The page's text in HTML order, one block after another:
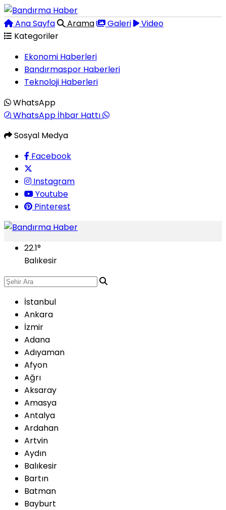
Ana Sayfa Arama Galeri
Video
Kategoriler
Ekonomi Haberleri
Bandırmaspor Haberleri
Teknoloji Haberleri
WhatsApp
WhatsApp İhbar Hattı
Sosyal Medya
Facebook
Instagram
Youtube
Pinterest
22.1°
Balıkesir
İstanbul
Ankara
İzmir
Adana
Adıyaman
Afyon
Ağrı
Aksaray
Amasya
Antalya
Ardahan
Artvin
Aydın
Balıkesir
Bartın
Batman
Bayburt